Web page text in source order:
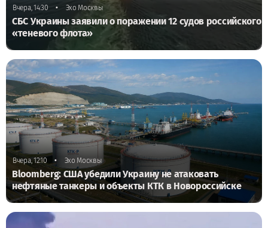
Вчера, 14:30 • Эхо Москвы
СБС Украины заявили о поражении 12 судов российского
«теневого флота»
Вчера, 12:10 • Эхо Москвы
Bloomberg: США убедили Украину не атаковать
нефтяные танкеры и объекты КТК в Новороссийске